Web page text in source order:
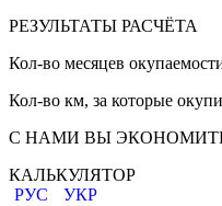
РЕЗУЛЬТАТЫ РАСЧЁТА
Кол-во месяцев
Кол-во км, за которые
С НАМИ ВЫ
КАЛЬКУЛЯТОР
РУС
УКР